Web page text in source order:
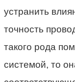
устранить
точность
такого рода
системой, то